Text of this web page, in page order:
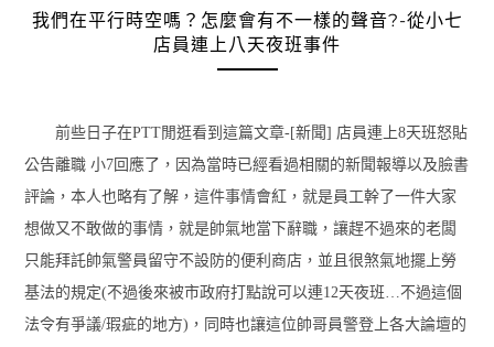
我們在平行時空嗎？怎麼會有不一樣的聲音?-從小七
店員連上八天夜班事件
前些日子在PTT閒逛看到這篇文章-[新聞] 店員連上8天班怒貼
公告離職 小7回應了，因為當時已經看過相關的新聞報導以及臉書
評論，本人也略有了解，這件事情會紅，就是員工幹了一件大家
想做又不敢做的事情，就是帥氣地當下辭職，讓趕不過來的老闆
只能拜託帥氣警員留守不設防的便利商店，並且很煞氣地擺上勞
基法的規定(不過後來被市政府打點說可以連12天夜班…不過這個
法令有爭議/瑕疵的地方)，同時也讓這位帥哥員警登上各大論壇的